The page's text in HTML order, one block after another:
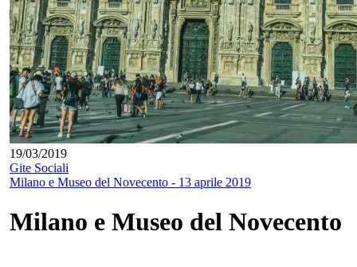
19/03/2019
Gite Sociali
Milano e Museo del Novecento - 13 aprile 2019
Milano e Museo del Novecento